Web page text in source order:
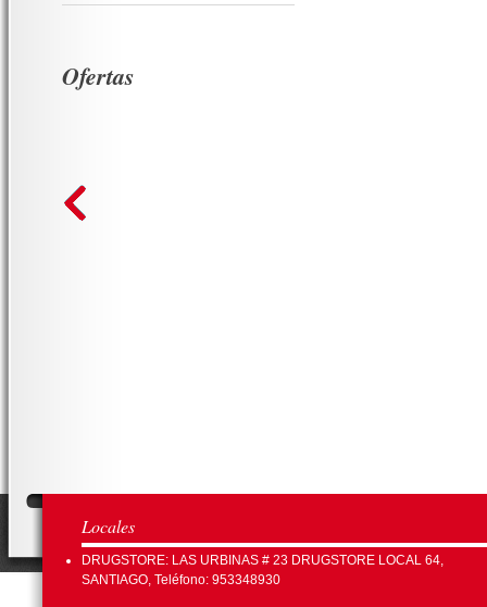
Ofertas
Locales
DRUGSTORE: LAS URBINAS # 23 DRUGSTORE LOCAL 64,
SANTIAGO, Teléfono: 953348930